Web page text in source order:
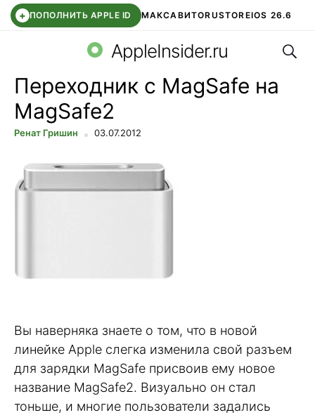
+ ПОПОЛНИТЬ APPLE ID МАКСАВИТОRUSTOREIOS 26.6
СБЕР КИДС ВТБ ОНЛАЙН ЧАТ В ROBLOX
AppleInsider.ru
Переходник с MagSafe на
MagSafe2
Ренат Гришин 03.07.2012
Вы наверняка знаете о том, что в новой
линейке Apple слегка изменила свой разъем
для зарядки MagSafe присвоив ему новое
название MagSafe2. Визуально он стал
тоньше, и многие пользователи задались